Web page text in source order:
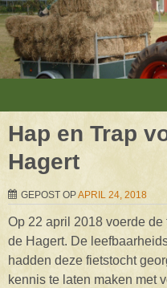
Hap en Trap
Hagert
GEPOST OPAPRIL 24, 2018
Op 22 april 2018 voerde
de Hagert. De
hadden deze fietstocht
kennis te laten maken met